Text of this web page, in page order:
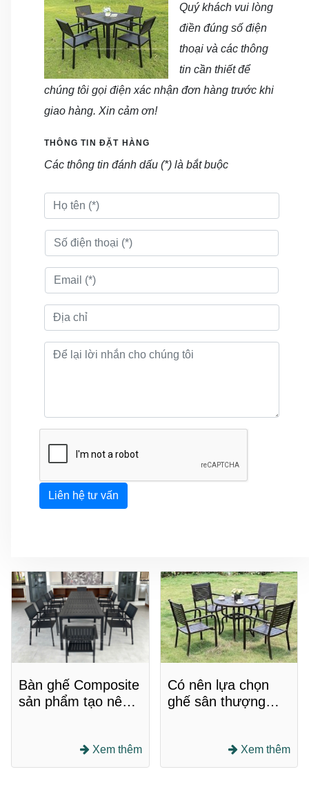
Quý khách vui lòng
điền đúng số điện
thoại và các thông
tin cần thiết để
chúng tôi gọi điện xác nhận đơn hàng trước khi
giao hàng. Xin cảm ơn!
THÔNG TIN ĐẶT HÀNG
Các thông tin đánh dấu (*) là bắt buộc
Liên hệ tư vấn
Bàn ghế Composite
sản phẩm tạo nên
Xem thêm
Có nên lựa chọn
ghế sân thượng
Composite không?
Xem thêm